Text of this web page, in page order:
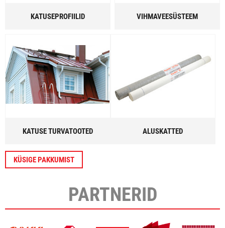
KATUSEPROFIILID VIHMAVEESÜSTEEM
KATUSE TURVATOOTED ALUSKATTED
KÜSIGE PAKKUMIST
PARTNERID